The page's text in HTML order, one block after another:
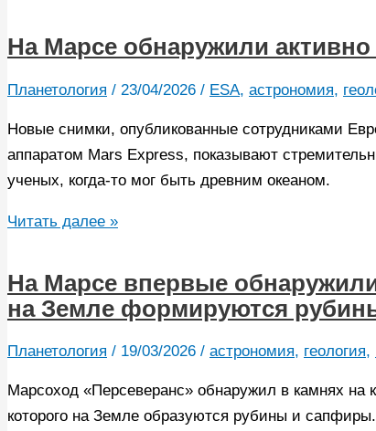
запечатлел
необычные
волнообразные
на
поверхности
Марса
На Марсе обнаружили
Планетология / 23/04/2026 / ESA, астрономия,
Новые снимки, опубликованные сотрудниками
аппаратом Mars Express, показывают
ученых, когда-то мог быть древним океаном.
На
обнаружили
активно
расширяющуюся
темную
Читать далее »
На Марсе впервые
на Земле формируются
Планетология / 19/03/2026 / астрономия, геология,
Марсоход «Персеверанс» обнаружил в камнях на
которого на Земле образуются рубины и